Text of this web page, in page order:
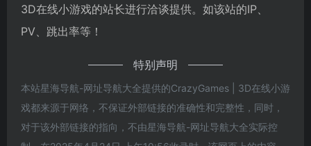
3D在线小游戏的站长进行洽谈提供。如该站的IP、
PV、跳出率等！
特别声明
本站星海导航-网址导航大全提供的CrazyGames | 3D在线小游
戏都来源于网络，不保证外部链接的准确性和完整性，同时，
对于该外部链接的指向，不由星海导航-网址导航大全实际控